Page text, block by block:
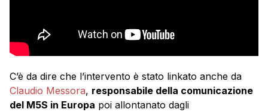
C’è da dire che l’intervento è stato linkato anche da
Claudio Messora, responsabile della comunicazione
del M5S in Europa poi allontanato dagli